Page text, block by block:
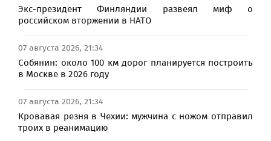
Экс-президент Финляндии развеял миф о
российском вторжении в НАТО
07 августа 2026, 21:34
Собянин: около 100 км дорог планируется построить
в Москве в 2026 году
07 августа 2026, 21:34
Кровавая резня в Чехии: мужчина с ножом отправил
троих в реанимацию